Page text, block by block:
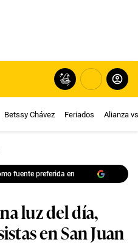
Betssy Chávez Feriados Alianza
fuente preferida en
luz del día,
en San Juan